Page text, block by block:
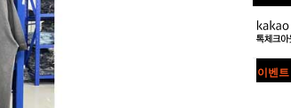
이벤트